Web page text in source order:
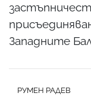
Западните
РУМЕН РАДЕВ